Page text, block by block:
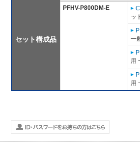
セット構成品
PFHV-P800DM-E
ッ
一
用
用